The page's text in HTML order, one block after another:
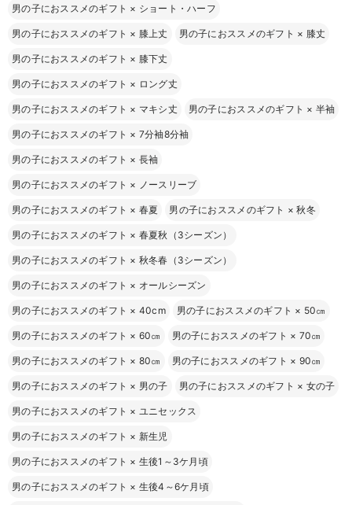
男の子におススメのギフト × ショート・ハーフ
男の子におススメのギフト × 膝上丈 男の子におススメのギフト × 膝丈
男の子におススメのギフト × 膝下丈
男の子におススメのギフト × ロング丈
男の子におススメのギフト × マキシ丈 男の子におススメのギフト × 半袖
男の子におススメのギフト × 7分袖8分袖
男の子におススメのギフト × 長袖
男の子におススメのギフト × ノースリーブ
男の子におススメのギフト × 春夏 男の子におススメのギフト ×秋冬
男の子におススメのギフト × 春夏秋（3シーズン）
男の子におススメのギフト × 秋冬春（3シーズン）
男の子におススメのギフト × オールシーズン
男の子におススメのギフト × 40cm 男の子におススメのギフト × 50㎝
男の子におススメのギフト × 60㎝ 男の子におススメのギフト × 70㎝
男の子におススメのギフト × 80㎝ 男の子におススメのギフト × 90㎝
男の子におススメのギフト × 男の子 男の子におススメのギフト × 女の子
男の子におススメのギフト × ユニセックス
男の子におススメのギフト × 新生児
男の子におススメのギフト × 生後1～3ケ月頃
男の子におススメのギフト × 生後4～6ケ月頃